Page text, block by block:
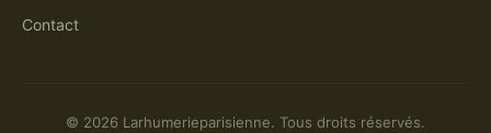
Contact
© 2026 Larhumerieparisienne. Tous droits réservés.